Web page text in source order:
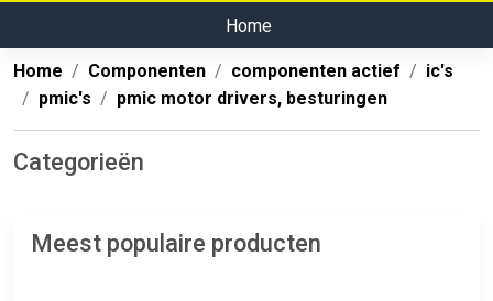
Home
Home Componenten componenten actief
ic's
pmic's
pmic motor drivers, besturingen
Categorieën
Meest populaire producten